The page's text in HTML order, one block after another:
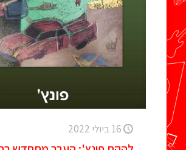
16 ביולי 2022